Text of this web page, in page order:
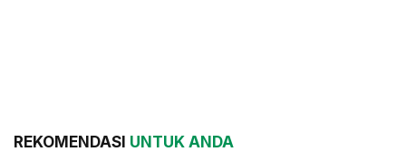
REKOMENDASI UNTUK ANDA